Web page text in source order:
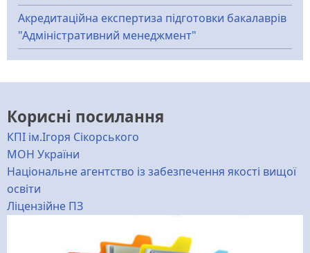
Акредитаційна експертиза підготовки бакалаврів
"Адміністративний менеджмент"
Корисні посилання
КПІ ім.Ігоря Сікорського
МОН України
Національне агентство із забезпечення якості вищої
освіти
Ліцензійне ПЗ